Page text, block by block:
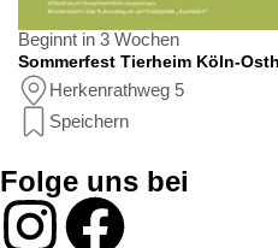
Beginnt in 3 Wochen
Sommerfest Tierheim Köln-
Herkenrathweg 5
Speichern
Folge uns bei